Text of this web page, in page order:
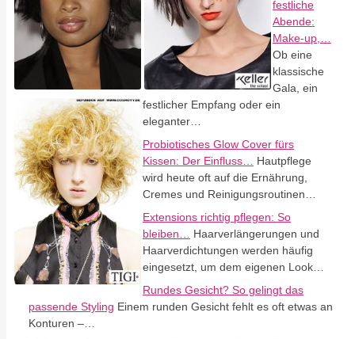
festliche
Abende:
Make-up,…
Ob eine
klassische
Gala, ein
festlicher Empfang oder ein
eleganter…
Probiotisches Glow Cover fürs
Kissen: Der Einfluss…
Hautpflege
wird heute oft auf die Ernährung,
Cremes und Reinigungsroutinen…
Extensions richtig pflegen: So
bleiben…
Haarverlängerungen und
Haarverdichtungen werden häufig
eingesetzt, um dem eigenen Look…
Rundes Gesicht? So gelingt das
passende Styling Einem runden Gesicht fehlt es oft etwas an
Konturen –…